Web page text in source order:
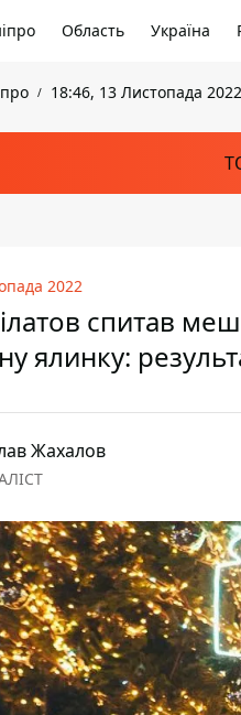
Область Україна
18:46, 13 Листопада 2022
2022
спитав
ялинку:
Жахалов